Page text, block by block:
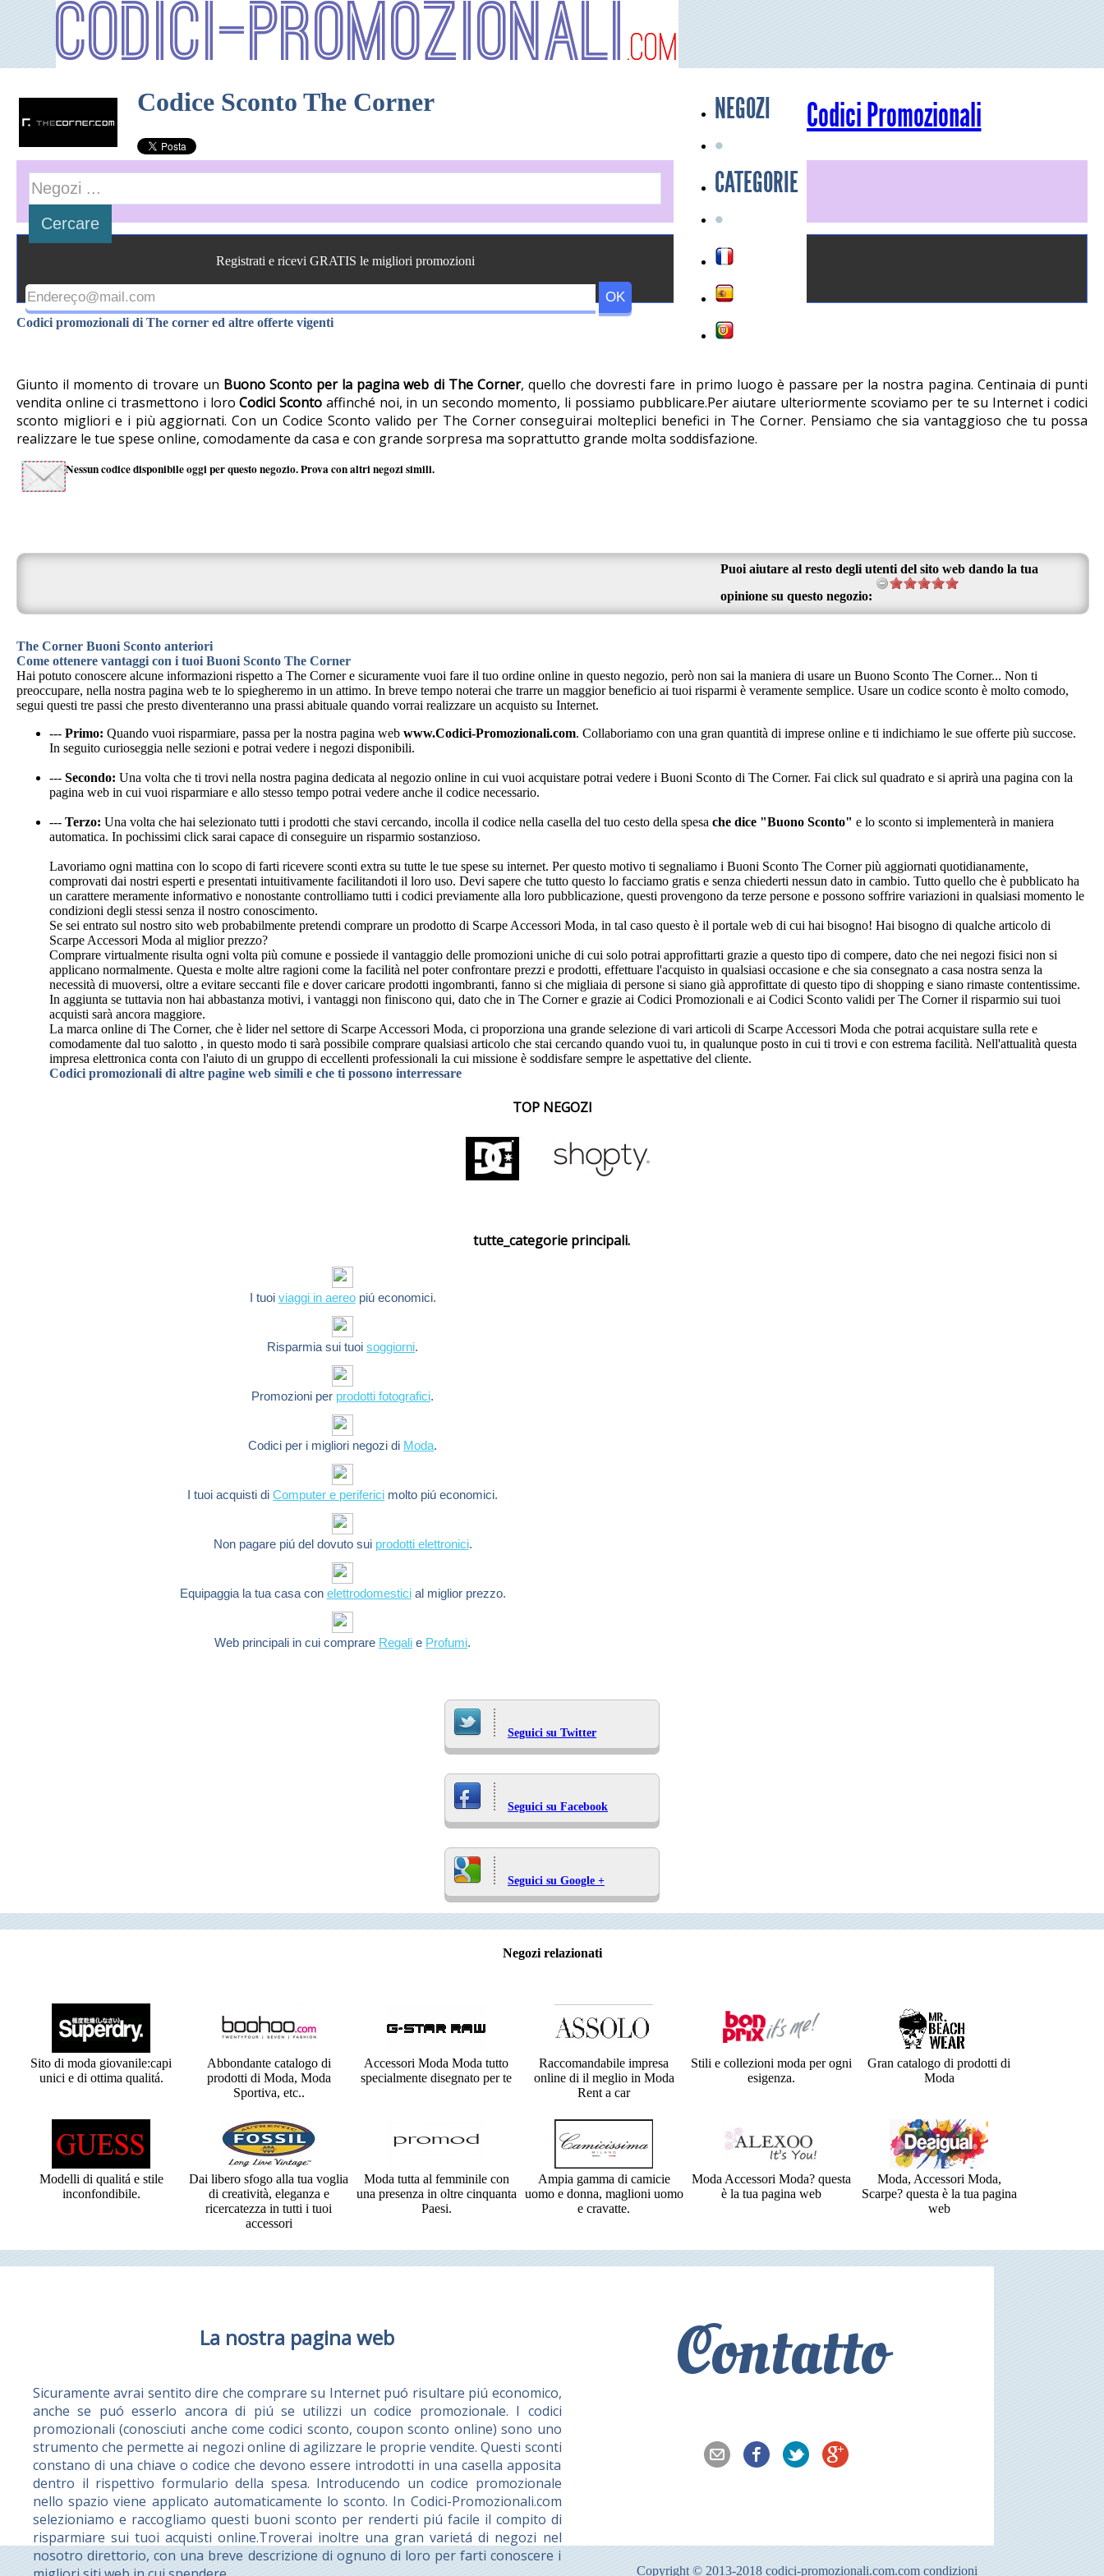
Codici-Promozionali .com
Codici Promozionali
NEGOZI
CATEGORIE
Codice Sconto The Corner
Giunto il momento di trovare un Buono Sconto per la pagina web di The Corner, quello che dovresti fare in primo luogo è passare per la nostra pagina. Centinaia di punti
vendita online ci trasmettono i loroCodici Sconto affinché noi, in un secondo momento, li possiamo pubblicare.Per aiutare ulteriormente scoviamo per te su Internet i codici
sconto migliori e i più aggiornati. Con un Codice Sconto valido per The Corner conseguirai molteplici benefici in The Corner. Pensiamo che sia vantaggioso che tu possa
realizzare le tue spese online, comodamente da casa e con grande sorpresa ma soprattutto grande molta soddisfazione.
Registrati e ricevi GRATIS le migliori promozioni
Codici promozionali di The corner ed altre offerte vigenti
Nessun codice disponibile oggi per questo negozio. Prova con altri negozi simili.
Puoi aiutare al resto degli utenti del sito web dando la tua
opinione su questo negozio:
The Corner Buoni Sconto anteriori
Come ottenere vantaggi con i tuoi Buoni Sconto The Corner
Hai potuto conoscere alcune informazioni rispetto a The Corner e sicuramente vuoi fare il tuo ordine online in questo negozio, però non sai la maniera di usare un Buono Sconto The Corner... Non ti
preoccupare, nella nostra pagina web te lo spiegheremo in un attimo. In breve tempo noterai che trarre un maggior beneficio ai tuoi risparmi è veramente semplice. Usare un codice sconto è molto comodo,
segui questi tre passi che presto diventeranno una prassi abituale quando vorrai realizzare un acquisto su Internet.
--- Primo: Quando vuoi risparmiare, passa per la nostra pagina web www.Codici-Promozionali.com. Collaboriamo con una gran quantità di imprese online e ti indichiamo le sue offerte più succose.
In seguito curioseggia nelle sezioni e potrai vedere i negozi disponibili.
--- Secondo: Una volta che ti trovi nella nostra pagina dedicata al negozio online in cui vuoi acquistare potrai vedere i Buoni Sconto di The Corner. Fai click sul quadrato e si aprirà una pagina con la
pagina web in cui vuoi risparmiare e allo stesso tempo potrai vedere anche il codice necessario.
--- Terzo: Una volta che hai selezionato tutti i prodotti che stavi cercando, incolla il codice nella casella del tuo cesto della spesa che dice "Buono Sconto" e lo sconto si implementerà in maniera
automatica. In pochissimi click sarai capace di conseguire un risparmio sostanzioso.
Lavoriamo ogni mattina con lo scopo di farti ricevere sconti extra su tutte le tue spese su internet. Per questo motivo ti segnaliamo i Buoni Sconto The Corner più aggiornati quotidianamente,
comprovati dai nostri esperti e presentati intuitivamente facilitandoti il loro uso. Devi sapere che tutto questo lo facciamo gratis e senza chiederti nessun dato in cambio. Tutto quello che è pubblicato ha
un carattere meramente informativo e nonostante controlliamo tutti i codici previamente alla loro pubblicazione, questi provengono da terze persone e possono soffrire variazioni in qualsiasi momento le
condizioni degli stessi senza il nostro conoscimento.
Se sei entrato sul nostro sito web probabilmente pretendi comprare un prodotto di Scarpe Accessori Moda, in tal caso questo è il portale web di cui hai bisogno! Hai bisogno di qualche articolo di
Scarpe Accessori Moda al miglior prezzo?
Comprare virtualmente risulta ogni volta più comune e possiede il vantaggio delle promozioni uniche di cui solo potrai approfittarti grazie a questo tipo di compere, dato che nei negozi fisici non si
applicano normalmente. Questa e molte altre ragioni come la facilità nel poter confrontare prezzi e prodotti, effettuare l'acquisto in qualsiasi occasione e che sia consegnato a casa nostra senza la
necessità di muoversi, oltre a evitare seccanti file e dover caricare prodotti ingombranti, fanno si che migliaia di persone si siano già approfittate di questo tipo di shopping e siano rimaste contentissime.
In aggiunta se tuttavia non hai abbastanza motivi, i vantaggi non finiscono qui, dato che in The Corner e grazie ai Codici Promozionali e ai Codici Sconto validi per The Corner il risparmio sui tuoi
acquisti sarà ancora maggiore.
La marca online di The Corner, che è lider nel settore di Scarpe Accessori Moda, ci proporziona una grande selezione di vari articoli di Scarpe Accessori Moda che potrai acquistare sulla rete e
comodamente dal tuo salotto , in questo modo ti sarà possibile comprare qualsiasi articolo che stai cercando quando vuoi tu, in qualunque posto in cui ti trovi e con estrema facilità. Nell'attualità questa
impresa elettronica conta con l'aiuto di un gruppo di eccellenti professionali la cui missione è soddisfare sempre le aspettative del cliente.
Codici promozionali di altre pagine web simili e che ti possono interressare
TOP NEGOZI
tutte_categorie principali.
I tuoi viaggi in aereopiú economici.
Risparmia sui tuoisoggiorni.
Promozioni per prodotti fotografici.
Codici per i migliori negozi di Moda.
I tuoi acquisti diComputer e periferici molto piú economici.
Non pagare piú del dovuto sui prodotti elettronici.
Equipaggia la tua casa con elettrodomesticial miglior prezzo.
Web principali in cui comprare Regali e Profumi.
Seguici su Twitter
Seguici su Facebook
Seguici su Google +
Negozi relazionati
Sito di moda giovanile:capi
unici e di ottima qualitá.
Abbondante catalogo di
prodotti di Moda, Moda
Sportiva, etc..
Accessori Moda Moda tutto
specialmente disegnato per te
Raccomandabile impresa
online di il meglio in Moda
Rent a car
Stili e collezioni moda per ogni
esigenza.
Gran catalogo di prodotti di
Moda
Modelli di qualitá e stile
inconfondibile.
Dai libero sfogo alla tua voglia
di creatività, eleganza e
ricercatezza in tutti i tuoi
accessori
Moda tutta al femminile con
una presenza in oltre cinquanta
Paesi.
Ampia gamma di camicie
uomo e donna, maglioni uomo
e cravatte.
Moda Accessori Moda? questa
è la tua pagina web
Moda, Accessori Moda,
Scarpe? questa è la tua pagina
web
Contatto
La nostra pagina web
Sicuramente avrai sentito dire che comprare su Internet puó risultare piú economico,
anche se puó esserlo ancora di piú se utilizzi un codice promozionale. I codici
promozionali (conosciuti anche come codici sconto, coupon sconto online) sono uno
strumento che permette ai negozi online di agilizzare le proprie vendite. Questi sconti
constano di una chiave o codice che devono essere introdotti in una casella apposita
dentro il rispettivo formulario della spesa. Introducendo un codice promozionale
nello spazio viene applicato automaticamente lo sconto. In Codici-Promozionali.com
selezioniamo e raccogliamo questi buoni sconto per renderti piú facile il compito di
risparmiare sui tuoi acquisti online.Troverai inoltre una gran varietá di negozi nel
nosotro direttorio, con una breve descrizione di ognuno di loro per farti conoscere i
Copyright © 2013-2018 codici-promozionali.com.com condizioni